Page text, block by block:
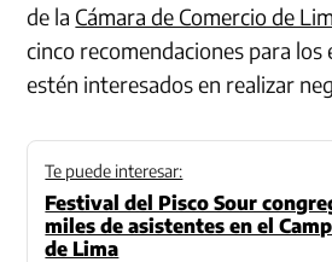
de la Cámara de Comercio de
cinco recomendaciones para los
estén interesados en realizar
Te puede interesar:
Festival del Pisco Sour
miles de asistentes en el
de Lima